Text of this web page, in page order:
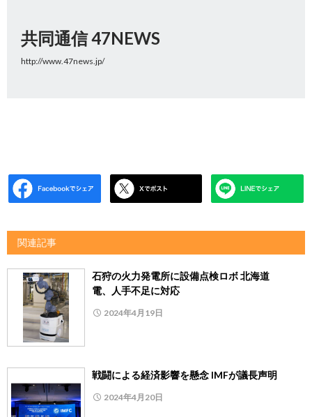
共同通信 47NEWS
http://www.47news.jp/
関連記事
石狩の火力発電所に設備点検ロボ 北海道
電、人手不足に対応
2024年4月19日
戦闘による経済影響を懸念 IMFが議長声明
2024年4月20日